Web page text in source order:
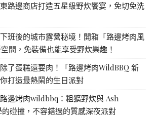
路邊商店打造五星級野炊饗宴，免切免洗
下班後的城市露營秘境！開箱「路邊烤肉風
間，免裝備也能享受野炊樂趣！
了蛋糕還要肉！「路邊烤肉WildBBQ 新
打造最熱鬧的生日派對
邊烤肉wildbbq：粗獷野炊與 Ash
碰撞，不容錯過的質感深夜派對